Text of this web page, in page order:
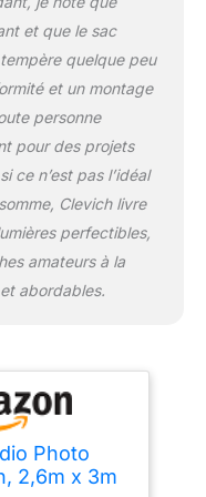
une vue plus
objets éclairés.
】:
d'éclairage
2 pièces de
ampoules
à économie
Le kit
softbox pour
produit
uniforme et
dirigeant la
et en agissant
réflecteur
des
le
et le support
et que le sac
quelque peu
et un montage
personne
pour des projets
ce n’est pas l’idéal
Clevich livre
perfectibles,
amateurs à la
abordables.
Photo
2,6m x 3m